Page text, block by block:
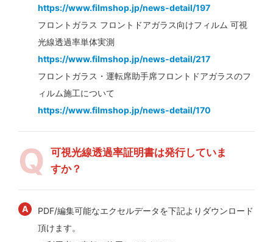
https://www.filmshop.jp/news-detail/197
フロントガラス フロントドアガラス向けフィルム 可視
光線透過率単体実測
https://www.filmshop.jp/news-detail/217
フロントガラス・運転席助手席フロントドアガラスのフ
ィルム施工について
https://www.filmshop.jp/news-detail/170
可視光線透過率証明書は発行していま
すか？
PDF/編集可能なエクセルデータを下記よりダウンロード
頂けます。